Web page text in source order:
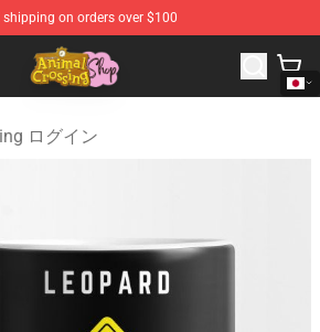
shipping on orders over $100
Shop - Official Animal Crossing
ログイン